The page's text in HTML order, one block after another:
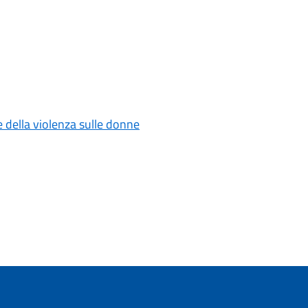
della violenza sulle donne